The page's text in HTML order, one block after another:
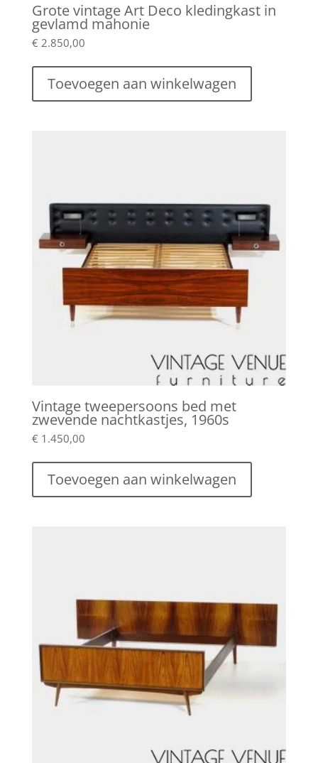
Grote vintage Art Deco kledingkast in
gevlamd mahonie
€ 2.850,00
Toevoegen aan winkelwagen
Vintage tweepersoons bed met
zwevende nachtkastjes, 1960s
€ 1.450,00
Toevoegen aan winkelwagen